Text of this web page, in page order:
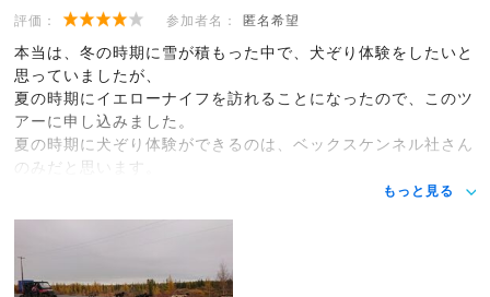
評価： 参加者名： 匿名希望
本当は、冬の時期に雪が積もった中で、犬ぞり体験をしたいと
思っていましたが、
夏の時期にイエローナイフを訪れることになったので、このツ
アーに申し込みました。
夏の時期に犬ぞり体験ができるのは、ベックスケンネル社さん
のみだと思います。
もっと見る